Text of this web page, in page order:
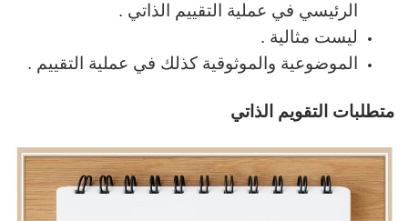
الرئيسي في عملية التقييم الذاتي .
ليست مثالية .
الموضوعية والموثوقية كذلك في عملية التقييم .
متطلبات التقويم الذاتي